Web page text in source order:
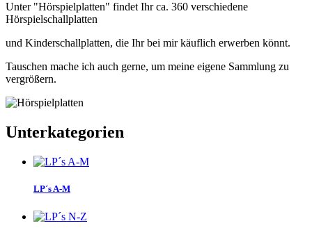
Unter "Hörspielplatten" findet Ihr ca. 360 verschiedene
Hörspielschallplatten
und Kinderschallplatten, die Ihr bei mir käuflich erwerben könnt.
Tauschen mache ich auch gerne, um meine eigene Sammlung zu
vergrößern.
Unterkategorien
LP´s A-M